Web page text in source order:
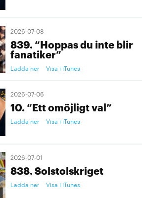
2026-07-08
839. “Hoppas du inte blir
fanatiker”
Ladda ner Visa i iTunes
2026-07-06
10. “Ett omöjligt val”
Ladda ner Visa i iTunes
2026-07-01
838. Solstolskriget
Ladda ner Visa i iTunes